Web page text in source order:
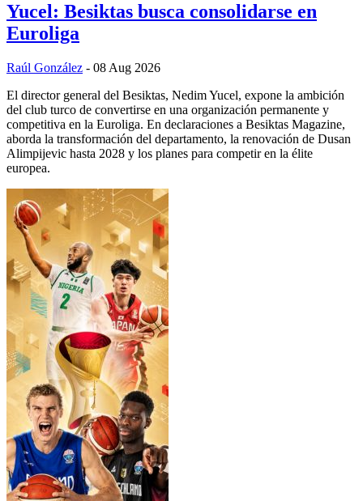
Yucel: Besiktas busca consolidarse en
Euroliga
Raúl González - 08 Aug 2026
El director general del Besiktas, Nedim Yucel, expone la ambición
del club turco de convertirse en una organización permanente y
competitiva en la Euroliga. En declaraciones a Besiktas Magazine,
aborda la transformación del departamento, la renovación de Dusan
Alimpijevic hasta 2028 y los planes para competir en la élite
europea.